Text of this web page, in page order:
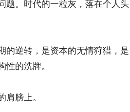
题。时代的一粒灰，落在个人头
的逆转，是资本的无情狩猎，是
的洗牌。
膀上。